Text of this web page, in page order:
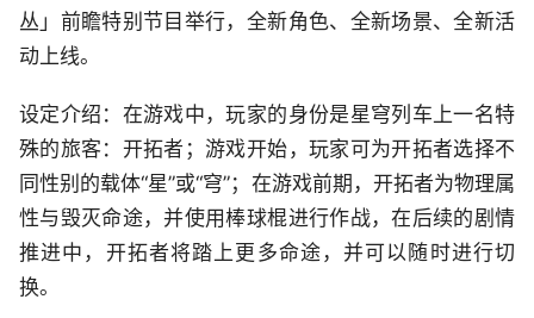
丛」前瞻特别节目举行，全新角色、全新场景、全新活
动上线。
设定介绍：在游戏中，玩家的身份是星穹列车上一名特
殊的旅客：开拓者；游戏开始，玩家可为开拓者选择不
同性别的载体“星”或“穹”；在游戏前期，开拓者为物理属
性与毁灭命途，并使用棒球棍进行作战，在后续的剧情
推进中，开拓者将踏上更多命途，并可以随时进行切
换。